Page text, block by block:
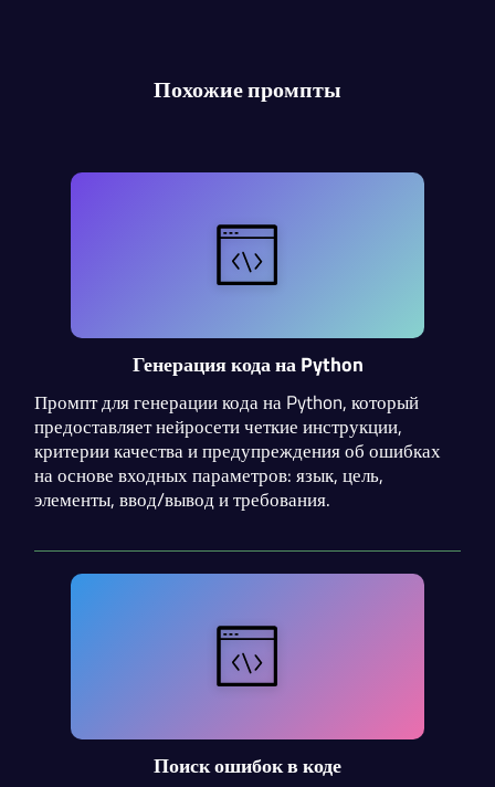
Похожие промпты
Генерация кода на Python
Промпт для генерации кода на Python, который
предоставляет нейросети четкие инструкции,
критерии качества и предупреждения об ошибках
на основе входных параметров: язык, цель,
элементы, ввод/вывод и требования.
Поиск ошибок в коде